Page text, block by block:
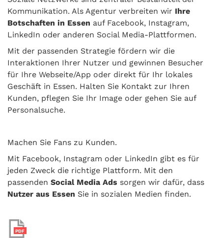
Kommunikation. Als Agentur verbreiten wir Ihre
Botschaften in Essen auf Facebook, Instagram,
LinkedIn oder anderen Social Media-Plattformen.
Mit der passenden Strategie fördern wir die
Interaktionen Ihrer Nutzer und gewinnen Besucher
für Ihre Webseite/App oder direkt für Ihr lokales
Geschäft in Essen. Halten Sie Kontakt zur Ihren
Kunden, pflegen Sie Ihr Image oder gehen Sie auf
Personalsuche.
Machen Sie Fans zu Kunden.
Mit Facebook, Instagram oder LinkedIn gibt es für
jeden Zweck die richtige Plattform. Mit den
passenden Social Media Ads sorgen wir dafür, dass
Nutzer aus Essen Sie in sozialen Medien finden.
PDF